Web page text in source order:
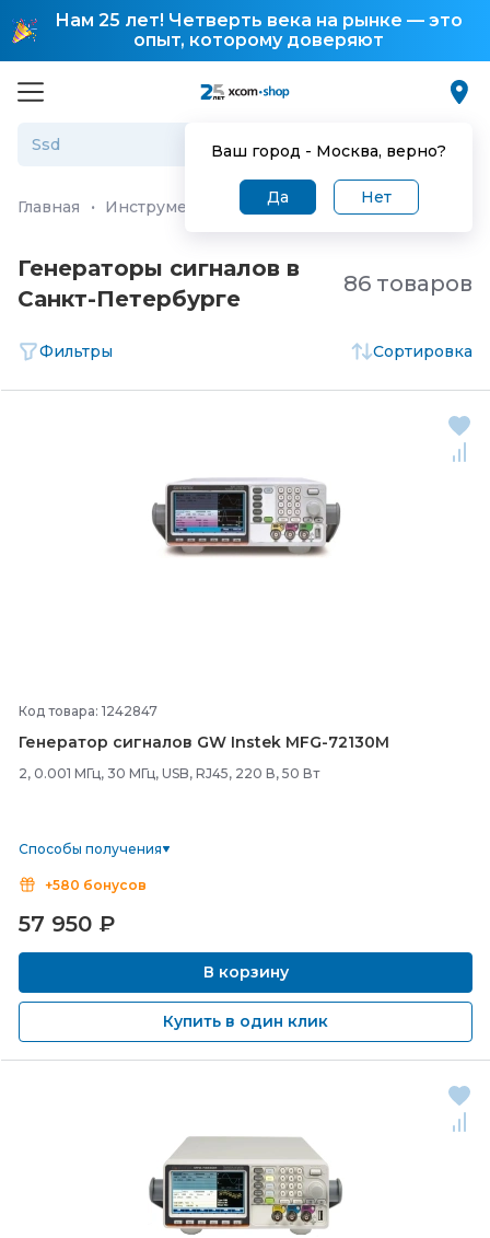
Нам 25 лет! Четверть века на рынке — это
опыт, которому доверяют
Ваш город - Москва, верно?
Да Нет
Главная · Инструмент, измерительное оборудование и
Генераторы сигналов в
Санкт-Петербургe
86 товаров
Фильтры Сортировка
Код товара: 1242847
Генератор сигналов GW Instek MFG-72130M
2, 0.001 МГц, 30 МГц, USB, RJ45, 220 В, 50 Вт
Способы получения
+580 бонусов
57 950 ₽
В корзину
Купить в один клик